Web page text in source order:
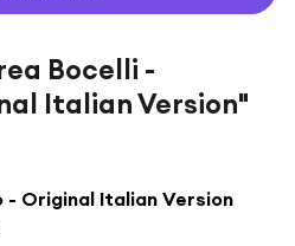
Bocelli -
Italian Version"
- Original Italian Version